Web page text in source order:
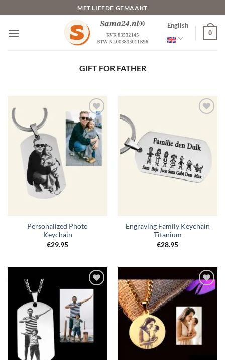
to
content
MET LIEFDE GEMAAKT
English
0
GIFT FOR FATHER
Toevoegen
aan
verlanglijst
Personalized Photo
Keychain
€29.95
Engraving Family Keychain
Titanium
€28.95
aan
verlanglijst
Toevoegen
verlanglijst